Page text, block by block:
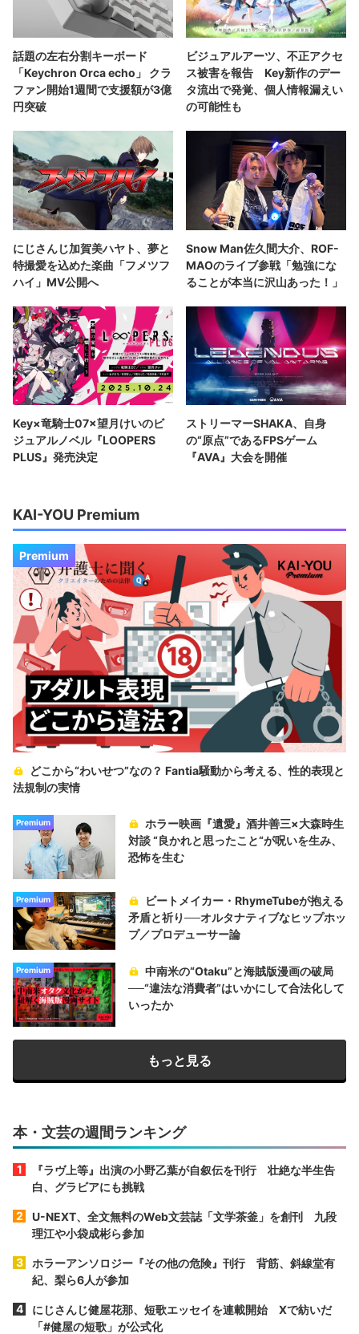
話題の左右分割キーボード
「Keychron Orca echo」 クラ
ファン開始1週間で支援額が3億
円突破
ビジュアルアーツ、不正アクセ
ス被害を報告 Key新作のデー
タ流出で発覚、個人情報漏えい
の可能性も
にじさんじ加賀美ハヤト、夢と
特撮愛を込めた楽曲「フメツフ
ハイ」MV公開へ
Snow Man佐久間大介、ROF-
MAOのライブ参戦「勉強にな
ることが本当に沢山あった！」
Key×竜騎士07×望月けいのビ
ジュアルノベル『LOOPERS
PLUS』発売決定
ストリーマーSHAKA、自身
の“原点”であるFPSゲーム
『AVA』大会を開催
KAI-YOU Premium
Premium
どこから“わいせつ”なの？ Fantia騒動から考える、性的表現と
法規制の実情
Premium
ホラー映画『遺愛』酒井善三×大森時生
対談 “良かれと思ったこと“が呪いを生み、
恐怖を生む
Premium
ビートメイカー・RhymeTubeが抱える
矛盾と祈り──オルタナティブなヒップホッ
プ／プロデューサー論
Premium
中南米の“Otaku”と海賊版漫画の破局
──“違法な消費者”はいかにして合法化して
いったか
もっと見る
本・文芸の週間ランキング
『ラヴ上等』出演の小野乙葉が自叙伝を刊行 壮絶な半生告
白、グラビアにも挑戦
U-NEXT、全文無料のWeb文芸誌「文学茶釜」を創刊 九段
理江や小袋成彬ら参加
ホラーアンソロジー『その他の危険』刊行 背筋、斜線堂有
紀、梨ら6人が参加
にじさんじ健屋花那、短歌エッセイを連載開始 Xで紡いだ
「#健屋の短歌」が公式化